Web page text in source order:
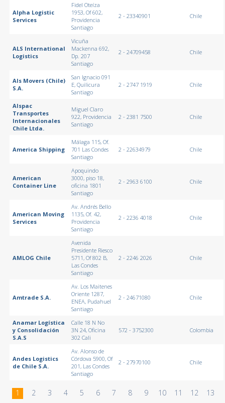
Alpha Logistic
Services
Fidel Oteíza
1953, Of 602,
Providencia
Santiago
2 - 23340901 Chile
ALS International
Logistics
Vicuña
Mackenna 692,
Dp. 207
Santiago
2 - 24709458 Chile
Als Movers (Chile)
S.A.
San Ignacio 091
E, Quilicura
Santiago
2 - 2747 1919 Chile
Alspac
Transportes
Internacionales
Chile Ltda.
Miguel Claro
922, Providencia
Santiago
2 - 2381 7500 Chile
America Shipping
Málaga 115, Of.
701 Las Condes
Santiago
2 - 22634979 Chile
American
Container Line
Apoquindo
3000, piso 18,
oficina 1801
Santiago
2 - 2963 6100 Chile
American Moving
Services
Av. Andrés Bello
1135, Of. 42,
Providencia
Santiago
2 - 2236 4018 Chile
AMLOG Chile
Avenida
Presidente Riesco
5711, Of 802 B,
Las Condes
Santiago
2 - 2246 2026 Chile
Amtrade S.A.
Av. Los Maitenes
Oriente 1287,
ENEA, Pudahuel
Santiago
2 - 24671080 Chile
Anamar Logística
y Consolidación
S.A.S
Calle 18 N No
3N 24, Oficina
302 Cali
572 - 3752300 Colombia
Andes Logistics
de Chile S.A.
Av. Alonso de
Córdova 5900, Of
201, Las Condes
Santiago
2 - 27970100 Chile
1 2 3 4 5 6 7 8 9 10 11 12
13